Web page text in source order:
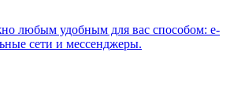
любым удобным для вас способом: e-
сети и мессенджеры.